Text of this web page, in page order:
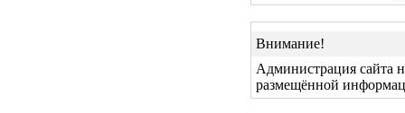
Внимание!
Администрация сайта
размещённой